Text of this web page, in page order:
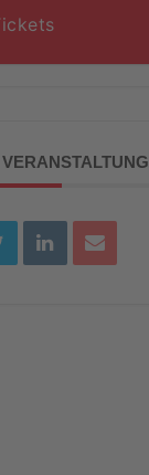
VERANSTALTUNG